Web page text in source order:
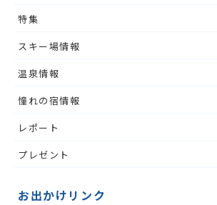
特集
スキー場情報
温泉情報
憧れの宿情報
レポート
プレゼント
お出かけリンク